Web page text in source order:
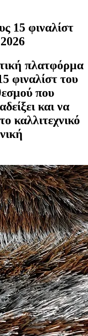
15 φιναλίστ
πλατφόρμα
φιναλίστ του
που
και να
καλλιτεχνικό